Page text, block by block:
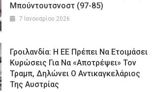
Μπούντουτσνοστ (97-85)
7 Ιανουαρίου 2026
Γροιλανδία: Η ΕΕ Πρέπει Να Ετοιμάσει
Κυρώσεις Για Να «αποτρέψει» Τον
Τραμπ, Δηλώνει Ο Αντικαγκελάριος
Της Αυστρίας